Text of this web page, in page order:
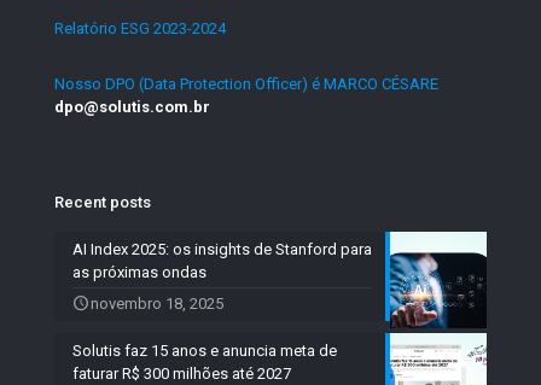
Relatório ESG 2023-2024.
Nosso DPO (Data Protection Officer) é MARCO CÉSARE
dpo@solutis.com.br
Recent posts
AI Index 2025: os insights de Stanford para
as próximas ondas
novembro 18, 2025
Solutis faz 15 anos e anuncia meta de
faturar R$ 300 milhões até 2027